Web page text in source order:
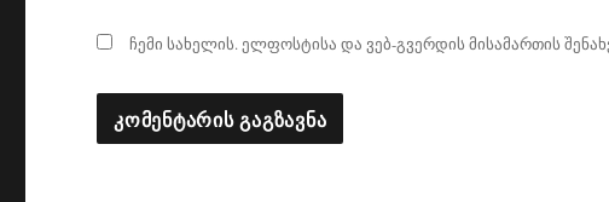
ჩემი სახელის. ელფოსტისა და ვებ-გვერდის მისამართის